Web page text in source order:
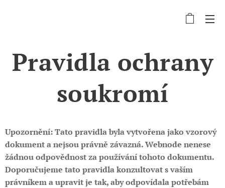
Pravidla ochrany
soukromí
Upozornění: Tato pravidla byla vytvořena jako vzorový
dokument a nejsou právně závazná. Webnode nenese
žádnou odpovědnost za používání tohoto dokumentu.
Doporučujeme tato pravidla konzultovat s vaším
právníkem a upravit je tak, aby odpovídala potřebám